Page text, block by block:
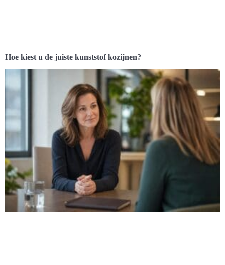
Hoe kiest u de juiste kunststof kozijnen?